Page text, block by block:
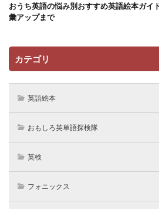
おうち英語の悩み別おすすめ英語絵本ガイ
彙アップまで
カテゴリ
英語絵本
おもしろ英単語探検隊
英検
フォニックス